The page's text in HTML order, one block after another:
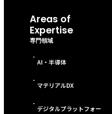
Areas of
Expertise
専門領域
-
AI・半導体
-
マテリアルDX
-
デジタルプラットフォー